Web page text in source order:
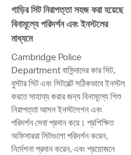
গাড়ির সিট নিরাপত্তা সহজ করা হয়েছে
বিনামূল্যে পরিদর্শন এবং ইনস্টলের
মাধ্যমে
Cambridge Police
Department বাসিন্দাদের কার সিট,
বুস্টার সিট এবং সিটবেল্ট সঠিকভাবে ইনস্টল
করতে সাহায্য করার জন্য বিনামূল্যে শিশু
নিরাপত্তা আসন ইনস্টলেশন এবং
পরিদর্শন সেবা প্রদান করে। প্রশিক্ষিত
অফিসাররা সিটগুলো পরিদর্শন করেন,
নির্দেশনা প্রদান করেন, এবং প্রয়োজনে